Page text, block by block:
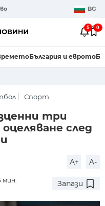
BG
5 0
България и еврото
Спорт
три
след
A+ A-
мин.
Запази